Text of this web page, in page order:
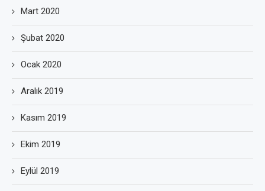
Mart 2020
Şubat 2020
Ocak 2020
Aralık 2019
Kasım 2019
Ekim 2019
Eylül 2019